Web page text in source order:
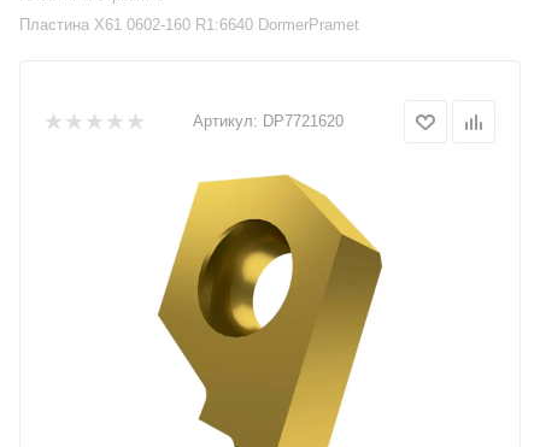
Пластина X61 0602-160 R1:6640 DormerPramet
Артикул: DP7721620